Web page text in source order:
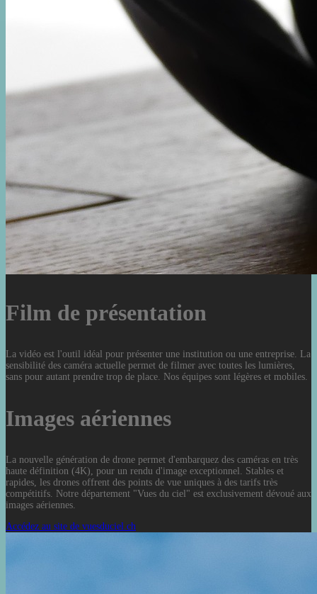
Film de présentation
La vidéo est l'outil idéal pour présenter une institution ou une entreprise. La
sensibilité des caméra actuelle permet de filmer avec toutes les lumières,
sans pour autant prendre trop de place. Nos équipes sont légères et mobiles.
Images aériennes
La nouvelle génération de drone permet d'embarquez des caméras en très
haute définition (4K), pour un rendu d'image exceptionnel. Stables et
rapides, les drones offrent des points de vue uniques à des tarifs très
compétitifs. Notre département "Vues du ciel" est exclusivement dévoué aux
images aériennes.
Accédez au site de vuesduciel.ch